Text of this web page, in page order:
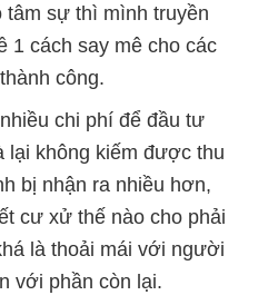
tâm sự thì mình truyền
1 cách say mê cho các
công.
chi phí để đầu tư
lại không kiếm được thu
bị nhận ra nhiều hơn,
cư xử thế nào cho phải
là thoải mái với người
với phần còn lại.